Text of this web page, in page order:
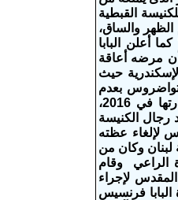
القبطية
والساق،
أعلن البابا
مرضه أعاقة
مريوط، بالإسكندرية حيث
بعدم
زيارته إيبارشيات عديدة وكان أولها إيبارشية بني سويف والتي كان من المقرر أن يقوم بزيارتها في 2016،
رجال الكنيسة
م إضطر البابا تواضروس لإلغاء عظته
إلى دولة لبنان وكان من
الراعي وقام
لإجراء
البابا فرنسيس